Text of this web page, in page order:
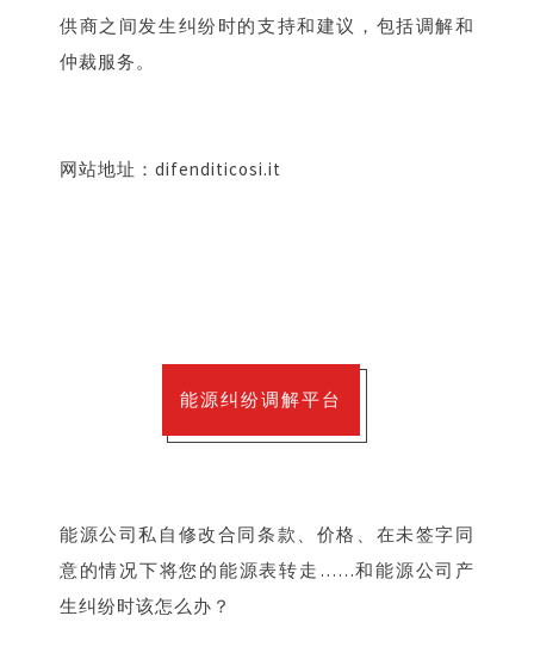
供商之间发生纠纷时的支持和建议，包括调解和
仲裁服务。
网站地址：difenditicosi.it
能源纠纷调解平台
能源公司私自修改合同条款、价格、在未签字同
意的情况下将您的能源表转走……和能源公司产
生纠纷时该怎么办？